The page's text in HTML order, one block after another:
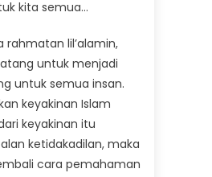
kita semua…
rahmatan lil’alamin,
untuk menjadi
untuk semua insan.
keyakinan Islam
keyakinan itu
ketidakadilan, maka
cara pemahaman